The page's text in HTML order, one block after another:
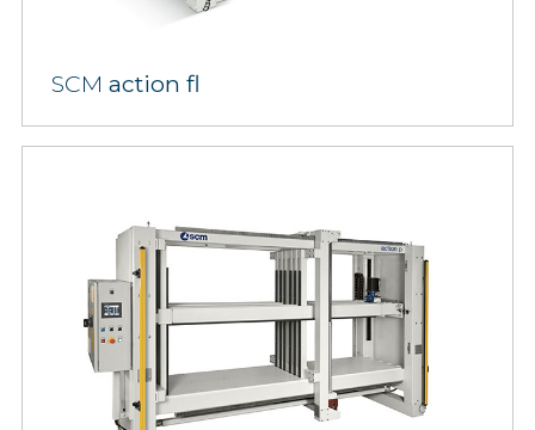
SCM action fl